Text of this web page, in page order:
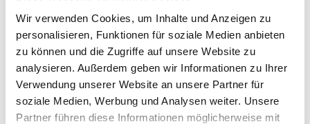
Wir verwenden Cookies, um Inhalte und Anzeigen zu
personalisieren, Funktionen für soziale Medien anbieten
zu können und die Zugriffe auf unsere Website zu
analysieren. Außerdem geben wir Informationen zu Ihrer
Verwendung unserer Website an unsere Partner für
soziale Medien, Werbung und Analysen weiter. Unsere
Partner führen diese Informationen möglicherweise mit
Stillberatung vor der Geburt
Bereits vor der Geburt können sie in
besonderen Situationen Stillberatung
erhalten.